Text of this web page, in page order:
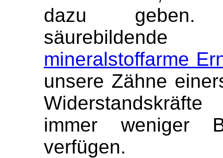
dazu geben.
mineralstoffarme
unsere Zähne
immer weniger
verfügen.